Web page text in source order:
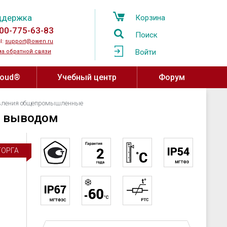
775-63-83
support@owen.ru
обратной связи
Корзина
Поиск
Войти
воздуха
давления
Среды разработки
SCADA системы
OPC-серверы
Конфигураторы
Учебный центр
Региональные учебные центры
Программа сотрудничества с
вузами
Онлайн-курсы на платформе Stepik
Форум
общепромышленные
выводом